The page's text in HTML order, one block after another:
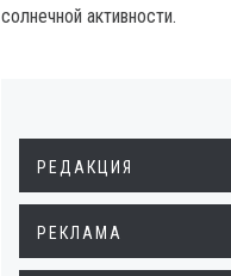
солнечной активности.
РЕДАКЦИЯ
РЕКЛАМА